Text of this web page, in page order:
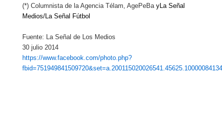
(*) Columnista de la Agencia Télam, AgePeBa yLa Señal
Medios/La Señal Fútbol
Fuente: La Señal de Los Medios
30 julio 2014
https://www.facebook.com/photo.php?